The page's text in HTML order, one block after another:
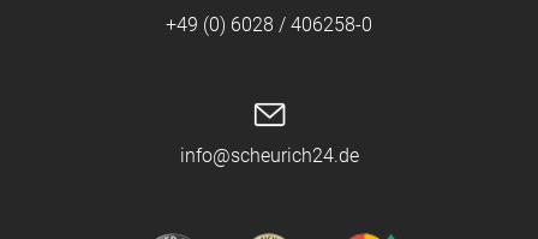
+49 (0) 6028 / 406258-0
info@scheurich24.de